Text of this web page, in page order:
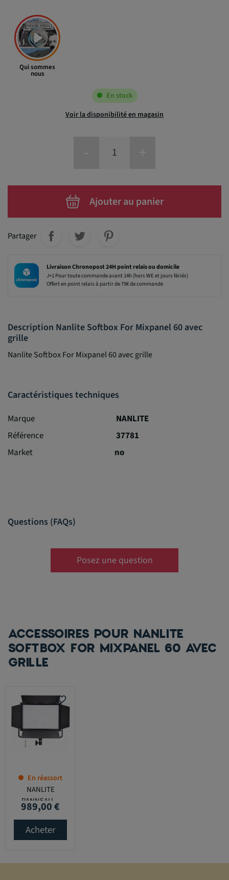
Qui sommes
nous
En stock
Voir la disponibilité en magasin
Ajouter au panier
Partager
Livraison Chronopost 24H point relais ou domicile
J+1 Pour toute commande avant 14h (hors WE et jours fériés)
Offert en point relais à partir de 79€ de commande
Description Nanlite Softbox For Mixpanel 60 avec
grille
Nanlite Softbox For Mixpanel 60 avec grille
Caractéristiques techniques
Marque
NANLITE
Référence
37781
Market
no
Questions (FAQs)
Posez une question
ACCESSOIRES POUR NANLITE
SOFTBOX FOR MIXPANEL 60 AVEC
GRILLE
favorite_border
En réassort
NANLITE
PANNEAU...
Prix
989,00 €
Acheter